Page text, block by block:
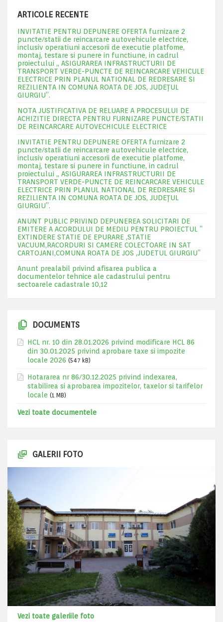
ARTICOLE RECENTE
INVITATIE PENTRU DEPUNERE OFERTA furnizare 2
puncte/statii de reincarcare autovehicule electrice,
inclusiv operatiuni accesorii de executie platfome,
montaj, testare si punere in functiune, in cadrul
proiectului „ ASIGURAREA INFRASTRUCTURII DE
TRANSPORT VERDE-PUNCTE DE REINCARCARE VEHICULE
ELECTRICE PRIN PLANUL NATIONAL DE REDRESARE SI
REZILIENTA IN COMUNA ROATA DE JOS, JUDEŢUL
GIURGIU”.
NOTA JUSTIFICATIVA DE RELUARE A PROCESULUI DE
ACHIZITIE DIRECTA PENTRU FURNIZARE PUNCTE/STATII
DE REINCARCARE AUTOVECHICULE ELECTRICE
INVITATIE PENTRU DEPUNERE OFERTA furnizare 2
puncte/statii de reincarcare autovehicule electrice,
inclusiv operatiuni accesorii de executie platfome,
montaj, testare si punere in functiune, in cadrul
proiectului „ ASIGURAREA INFRASTRUCTURII DE
TRANSPORT VERDE-PUNCTE DE REINCARCARE VEHICULE
ELECTRICE PRIN PLANUL NATIONAL DE REDRESARE SI
REZILIENTA IN COMUNA ROATA DE JOS, JUDEŢUL
GIURGIU”.
ANUNT PUBLIC PRIVIND DEPUNEREA SOLICITARI DE
EMITERE A ACORDULUI DE MEDIU PENTRU PROIECTUL ”
EXTINDERE STATIE DE EPURARE ,STATIE
VACUUM,RACORDURI SI CAMERE COLECTOARE IN SAT
CARTOJANI,COMUNA ROATA DE JOS ,JUDETUL GIURGIU”
Anunt prealabil privind afisarea publica a
documentelor tehnice ale cadastrului pentru
sectoarele cadastrale 10,12
DOCUMENTS
HCL nr. 10 din 28.01.2026 privind modificare HCL 86
din 30.01.2025 privind aprobare taxe si impozite
locale 2026 (547 kB)
Hotararea nr 86/30.12.2025 privind indexarea,
stabilirea si aprobarea impozitelor, taxelor si tarifelor
locale (1 MB)
Vezi toate documentele
GALERII FOTO
Vezi toate galeriile foto